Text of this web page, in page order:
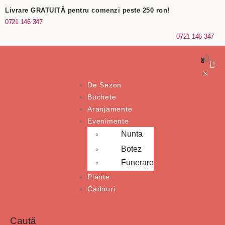
Livrare GRATUITĂ pentru comenzi peste 250 ron!
0721 146 347
0721 146 347
00
De Sezon
Buchete
Aranjamente
Evenimente
Nunta
Botez
Funerare
Plante
Cadouri
Caută